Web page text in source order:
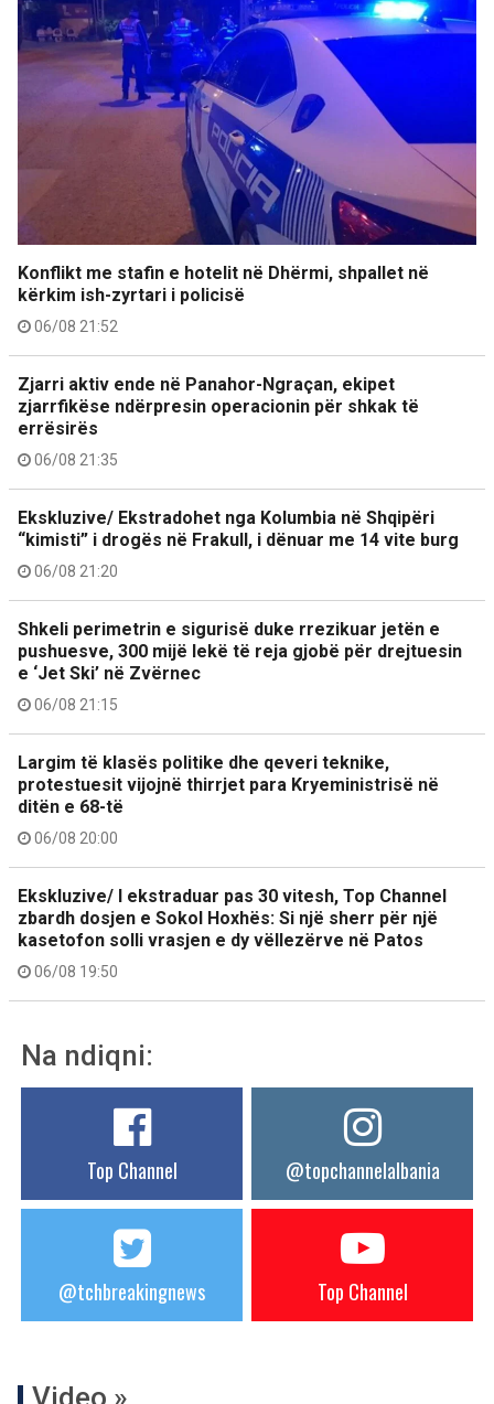
Konflikt me stafin e hotelit në Dhërmi, shpallet në
kërkim ish-zyrtari i policisë
06/08 21:52
Zjarri aktiv ende në Panahor-Ngraçan, ekipet
zjarrfikëse ndërpresin operacionin për shkak të
errësirës
06/08 21:35
Ekskluzive/ Ekstradohet nga Kolumbia në Shqipëri
“kimisti” i drogës në Frakull, i dënuar me 14 vite burg
06/08 21:20
Shkeli perimetrin e sigurisë duke rrezikuar jetën e
pushuesve, 300 mijë lekë të reja gjobë për drejtuesin
e ‘Jet Ski’ në Zvërnec
06/08 21:15
Largim të klasës politike dhe qeveri teknike,
protestuesit vijojnë thirrjet para Kryeministrisë në
ditën e 68-të
06/08 20:00
Ekskluzive/ I ekstraduar pas 30 vitesh, Top Channel
zbardh dosjen e Sokol Hoxhës: Si një sherr për një
kasetofon solli vrasjen e dy vëllezërve në Patos
06/08 19:50
Na ndiqni:
Top Channel @topchannelalbania
@tchbreakingnews Top Channel
Video »